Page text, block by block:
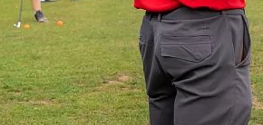
Zone
hat nach dem zweiten